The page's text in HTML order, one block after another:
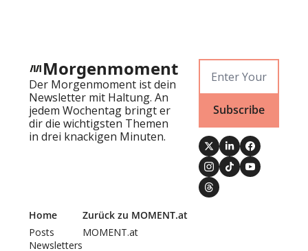
Morgenmoment
Der Morgenmoment ist dein
Newsletter mit Haltung. An
jedem Wochentag bringt er
dir die wichtigsten Themen
in drei knackigen Minuten.
Subscribe
Home
Posts
Newsletters
Zurück zu MOMENT.at
MOMENT.at